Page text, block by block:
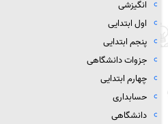
انگیزشی
اول ابتدایی
پنجم ابتدایی
جزوات دانشگاهی
چهارم ابتدایی
حسابداری
دانشگاهی